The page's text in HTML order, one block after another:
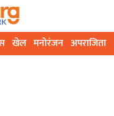
खेल मनोरंजन अपराजिता